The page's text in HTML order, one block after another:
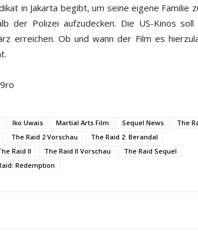
in Jakarta begibt, um seine eigene Familie
der Polizei aufzudecken. Die US-Kinos
erreichen. Ob und wann der Film es
Iko Uwais Martial Arts Film Sequel News
The
The Raid 2 Vorschau
The Raid 2: Berandal
Raid II The Raid II Vorschau
The Raid Sequel
Redemption